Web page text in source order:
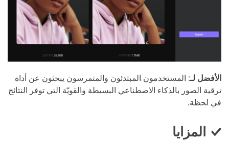
الأفضل لـ: المستخدمون المبتدئون والمتمرسون يبحثون عن أداة
ترقية الصور بالذكاء الاصطناعي البسيطة والقويّة التي توفر النتائج
في لحظة.
المزايا